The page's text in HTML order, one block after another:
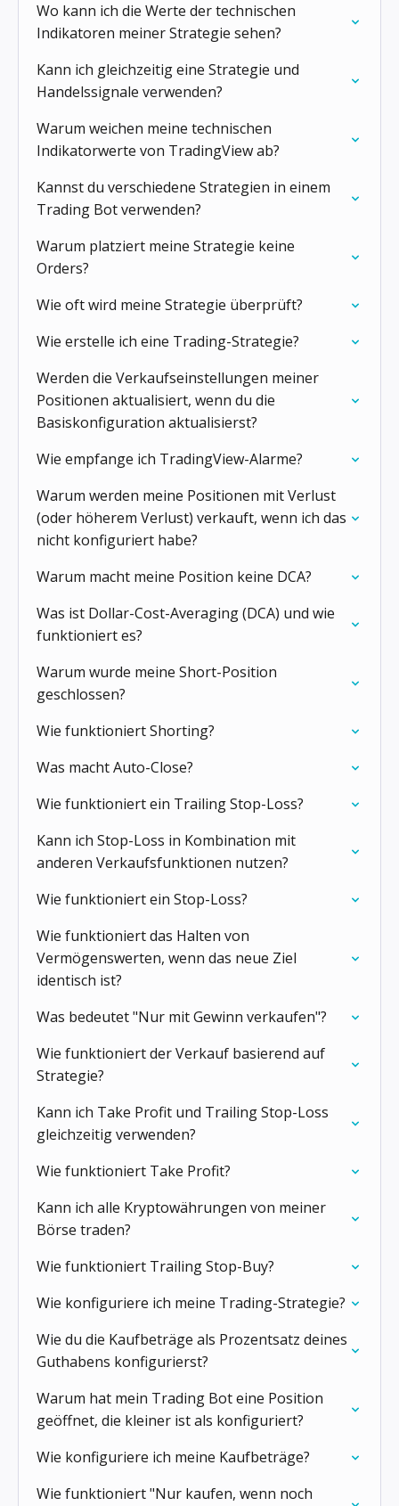
Wo kann ich die Werte der technischen
Indikatoren meiner Strategie sehen?
Kann ich gleichzeitig eine Strategie und
Handelssignale verwenden?
Warum weichen meine technischen
Indikatorwerte von TradingView ab?
Kannst du verschiedene Strategien in einem
Trading Bot verwenden?
Warum platziert meine Strategie keine
Orders?
Wie oft wird meine Strategie überprüft?
Wie erstelle ich eine Trading-Strategie?
Werden die Verkaufseinstellungen meiner
Positionen aktualisiert, wenn du die
Basiskonfiguration aktualisierst?
Wie empfange ich TradingView-Alarme?
Warum werden meine Positionen mit Verlust
(oder höherem Verlust) verkauft, wenn ich das
nicht konfiguriert habe?
Warum macht meine Position keine DCA?
Was ist Dollar-Cost-Averaging (DCA) und wie
funktioniert es?
Warum wurde meine Short-Position
geschlossen?
Wie funktioniert Shorting?
Was macht Auto-Close?
Wie funktioniert ein Trailing Stop-Loss?
Kann ich Stop-Loss in Kombination mit
anderen Verkaufsfunktionen nutzen?
Wie funktioniert ein Stop-Loss?
Wie funktioniert das Halten von
Vermögenswerten, wenn das neue Ziel
identisch ist?
Was bedeutet "Nur mit Gewinn verkaufen"?
Wie funktioniert der Verkauf basierend auf
Strategie?
Kann ich Take Profit und Trailing Stop-Loss
gleichzeitig verwenden?
Wie funktioniert Take Profit?
Kann ich alle Kryptowährungen von meiner
Börse traden?
Wie funktioniert Trailing Stop-Buy?
Wie konfiguriere ich meine Trading-Strategie?
Wie du die Kaufbeträge als Prozentsatz deines
Guthabens konfigurierst?
Warum hat mein Trading Bot eine Position
geöffnet, die kleiner ist als konfiguriert?
Wie konfiguriere ich meine Kaufbeträge?
Wie funktioniert "Nur kaufen, wenn noch